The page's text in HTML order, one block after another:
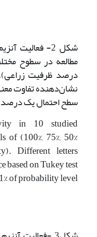
درصد ظرفیت
نشان‌دهنده تفاوت
سطح احتمال یک
in 10 studied
(100%, 75%, 50%
Different letters
based on Tukey test
of probability level.